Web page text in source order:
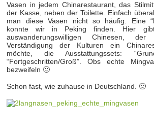
Vasen in jedem Chinarestaurant, das
der Kasse, neben der Toilette. Einfach
man diese Vasen nicht so häufig. Eine
konnte wir in Peking finden. Hier
auswanderungswilligen Chinesen,
Verständigung der Kulturen ein
möchte, die Ausstattungssets:
“Fortgeschritten/Groß”. Obs echte
bezweifeln 🙂
Schon fast, wie zuhause in Deutschland. 🙂